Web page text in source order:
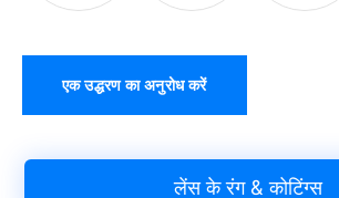
एक उद्धरण का अनुरोध करें
लेंस के रंग & कोटिंग्स